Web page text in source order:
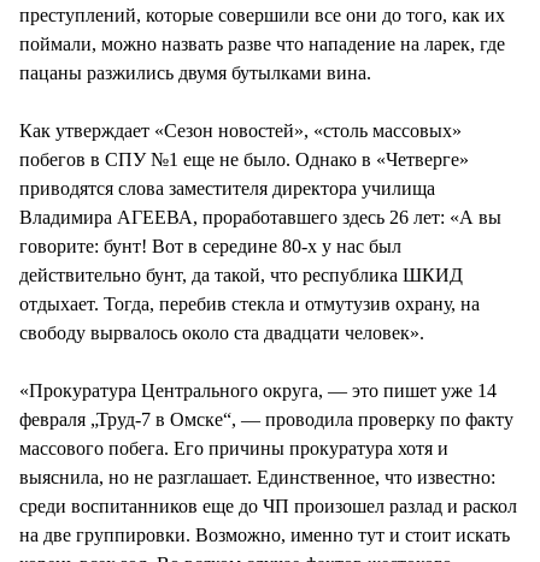
преступлений, которые совершили все они до того, как их
поймали, можно назвать разве что нападение на ларек, где
пацаны разжились двумя бутылками вина.
Как утверждает «Сезон новостей», «столь массовых»
побегов в СПУ №1 еще не было. Однако в «Четверге»
приводятся слова заместителя директора училища
Владимира АГЕЕВА, проработавшего здесь 26 лет: «А вы
говорите: бунт! Вот в середине 80-х у нас был
действительно бунт, да такой, что республика ШКИД
отдыхает. Тогда, перебив стекла и отмутузив охрану, на
свободу вырвалось около ста двадцати человек».
«Прокуратура Центрального округа, — это пишет уже 14
февраля „Труд-7 в Омске“, — проводила проверку по факту
массового побега. Его причины прокуратура хотя и
выяснила, но не разглашает. Единственное, что известно:
среди воспитанников еще до ЧП произошел разлад и раскол
на две группировки. Возможно, именно тут и стоит искать